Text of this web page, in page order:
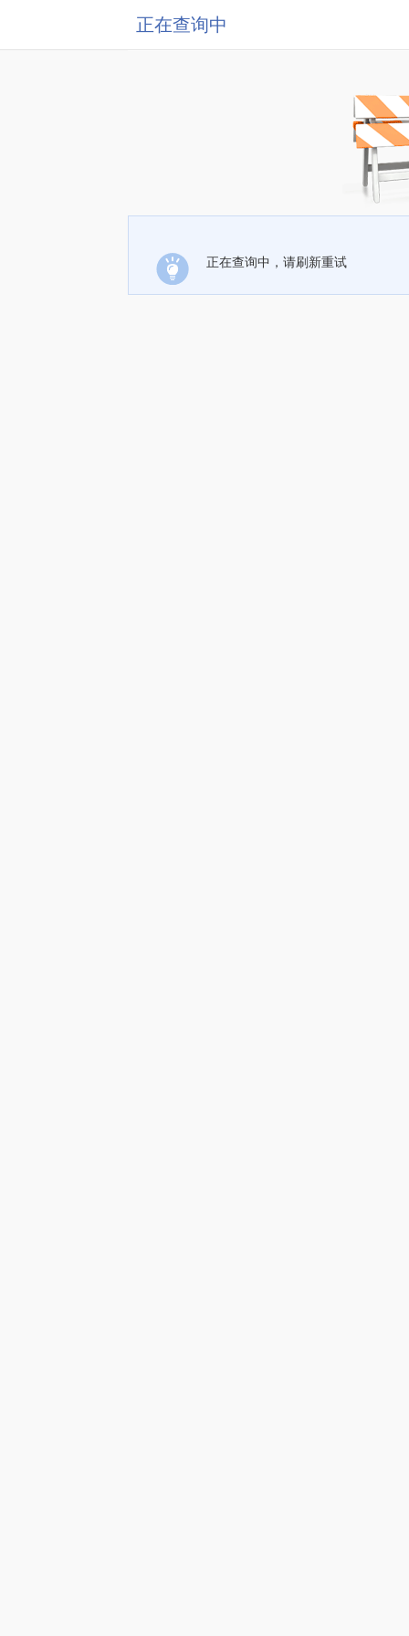
正在查询中
正在查询中，请刷新重试